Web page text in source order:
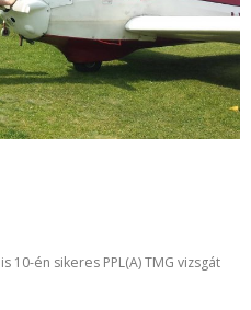
10-én sikeres PPL(A) TMG vizsgát